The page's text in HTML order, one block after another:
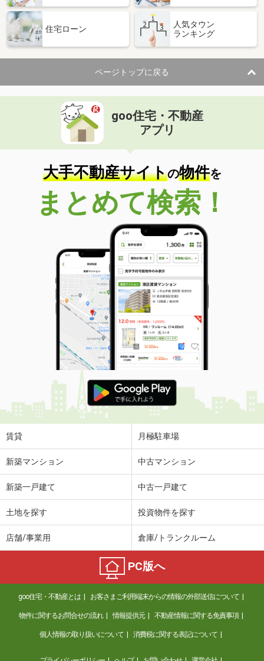
愛知県名古屋市瑞穂区東栄町１
住 所
愛知県名古屋市瑞穂区東栄町１
専有面積 19.87m²
間取り
1K
愛知県名古屋市中村区香取町１
価 格
住 所
愛知県名古屋市中村区香取町１
専有面積 19.92m²
間取り
1K
愛知県名古屋市中川区乗越町３丁目
価 格
6.10万円
愛知県名古屋市中川区乗越町３丁目
41.24m²
間取り
1LDK
愛知県名古屋市南区豊１丁目
価 格
4.60万円
住 所
愛知県名古屋市南区豊１丁目
専有面積 28.8m²
間取り
1SK
愛知県名古屋市中区新栄２丁目
価 格
5.50万円
住 所
愛知県名古屋市中区新栄２丁目
専有面積
愛知県名古屋市熱田区千代田町
6.10万円
愛知県名古屋市中川区南脇町１丁目
7.50万円
住 所
愛知県名古屋市中川区南脇町１丁目
専有面積 60.86m²
間取り
2LDK
愛知県岡崎市稲熊町字海深
住宅ローン
人気タウン
ランキング
ページトップに戻る
goo住宅・不動産
アプリ
大手不動産サイトの物件を
まとめて検索！
賃貸 月極駐車場
新築マンション 中古マンション
新築一戸建て 中古一戸建て
土地を探す 投資物件を探す
店舗/事業用 倉庫/トランクルーム
PC版へ
goo住宅・不動産とは お客さまご利用端末からの情報の外部送信について
物件に関するお問合せの流れ 情報提供元 不動産情報に関する免責事項
個人情報の取り扱いについて 消費税に関する表記について